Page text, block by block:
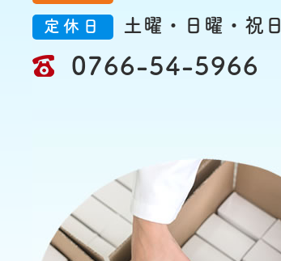
定休日 土曜・日曜・祝日
0766-54-5966